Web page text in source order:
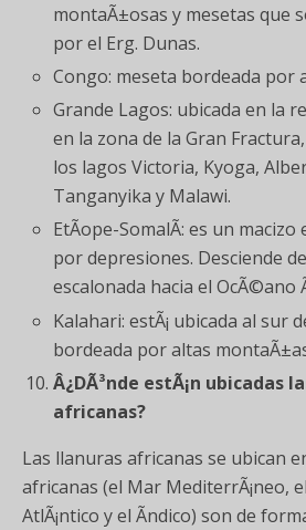
montaÃ±osas y mesetas que
por el Erg. Dunas.
Congo: meseta bordeada por
Grande Lagos: ubicada en la
en la zona de la Gran
los lagos Victoria, Kyoga,
Tanganyika y Malawi.
EtÃ­ope-SomalÃ­: es un macizo
por depresiones. Desciende
escalonada hacia el OcÃ©ano
Kalahari: estÃ¡ ubicada al sur
bordeada por altas
Â¿DÃ³nde estÃ¡n ubicadas
africanas?
Las llanuras africanas se ubican
africanas (el Mar MediterrÃ¡neo,
AtlÃ¡ntico y el Ãndico) son de